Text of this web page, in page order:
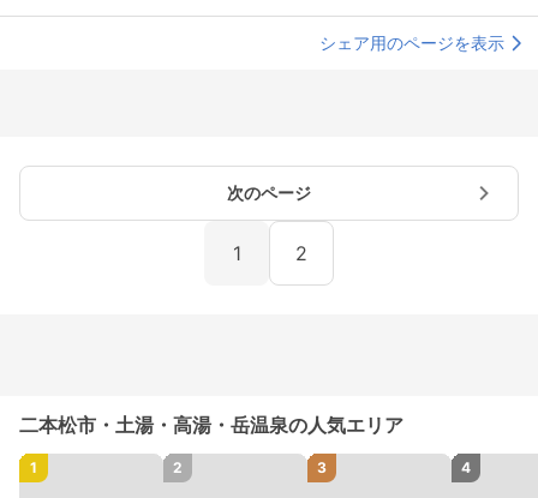
シェア用のページを表示
次のページ
1 2
二本松市・土湯・高湯・岳温泉の人気エリア
1 2 3 4